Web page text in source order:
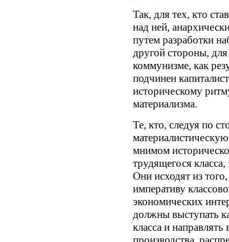
Так, для тех, кто
над ней,
путем разработки
другой стороны,
коммунизме, как
подчинен
историческому
материализма.
Те, кто, следуя по
мнимом
трудящегося
Они исходят из
императиву
экономических
должны выступать
класса и направлять